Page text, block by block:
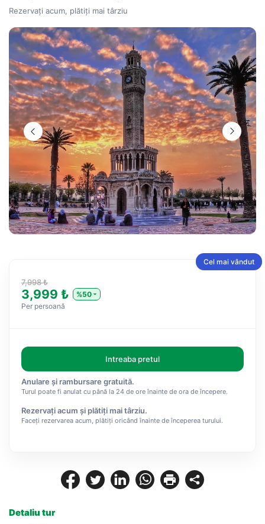
Detaliu tur
Rezervați acum, plătiți mai târziu
Cel mai vândut
7,998 ₺
3,999 ₺
%50
Per persoană
Intreaba pretul
Anulare și rambursare gratuită.
Turul poate fi anulat cu până la 24 de ore înainte de ora de începere.
Rezervați acum și plătiți mai târziu.
Faceți rezervarea acum, plătiți oricând înainte de începerea turului.